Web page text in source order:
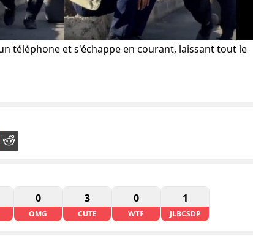
téléphone et s'échappe en courant, laissant tout le
0
OMG
3
CUTE
0
WTF
1
JLBCSDP